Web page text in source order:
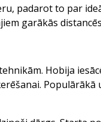
padarot to par
garākās distancēs
Hobija